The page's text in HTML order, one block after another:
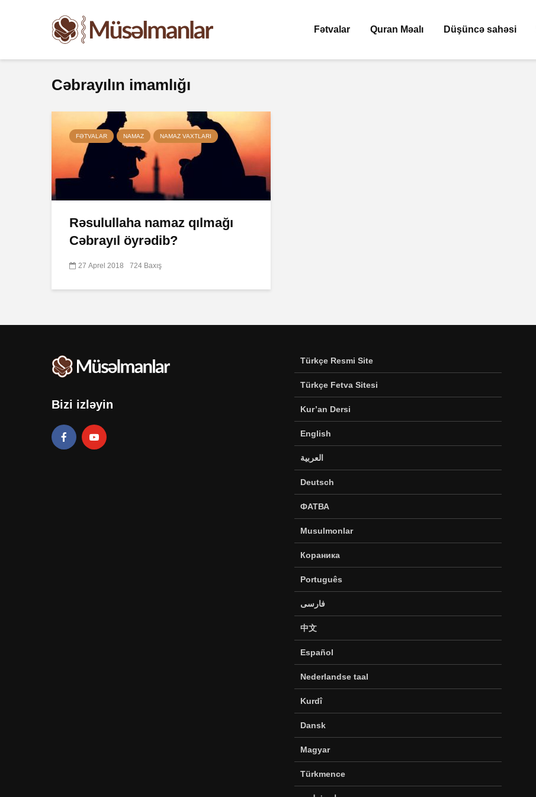
Fətvalar Quran Məalı Düşüncə sahəsi
Cəbrayılın imamlığı
FƏTVALAR NAMAZ NAMAZ VAXTLARI
Rəsulullaha namaz qılmağı
Cəbrayıl öyrədib?
27 Aprel 2018 724 Baxış
Bizi izləyin
Türkçe Resmi Site
Türkçe Fetva Sitesi
Kur’an Dersi
English
العربية
Deutsch
ФАТВА
Musulmonlar
Кораника
Português
فارسی
中文
Español
Nederlandse taal
Kurdî
Dansk
Magyar
Türkmence